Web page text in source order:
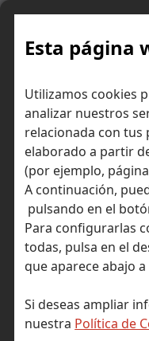
Esta página
Utilizamos cookies
analizar nuestros
relacionada con tus
elaborado a partir
(por ejemplo,
A continuación,
pulsando en el
Para configurarlas
todas, pulsa en el
que aparece abajo
Si deseas ampliar
nuestra Política de
Skip
El
Bank
productos